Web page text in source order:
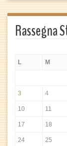
Rassegna
L
M
3 4
10 11
17 18
24 25